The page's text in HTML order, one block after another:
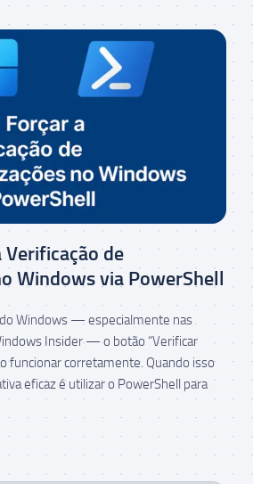
Verificação de
Windows via PowerShell
Windows — especialmente nas
Insider — o botão “Verificar
funcionar corretamente. Quando isso
eficaz é utilizar o PowerShell para